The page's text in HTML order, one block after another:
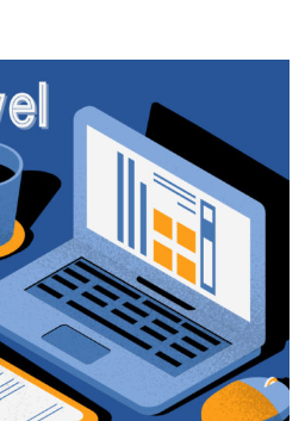
負荷テストサー
ツール